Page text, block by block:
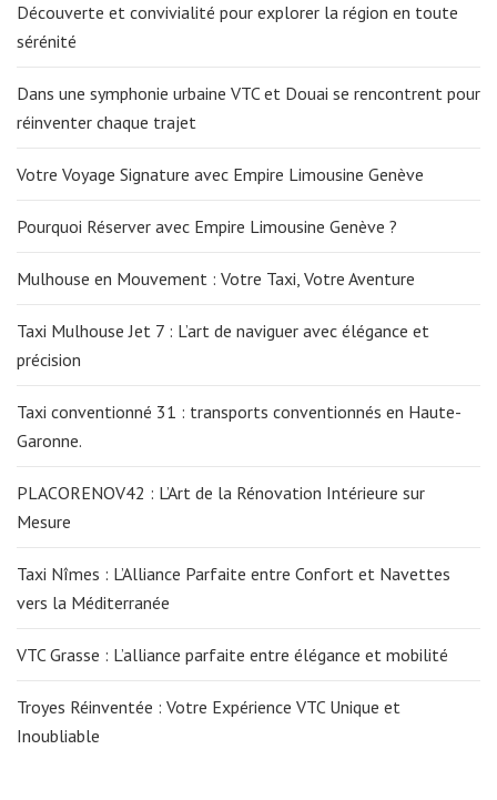
Découverte et convivialité pour explorer la région en toute
sérénité
Dans une symphonie urbaine VTC et Douai se rencontrent pour
réinventer chaque trajet
Votre Voyage Signature avec Empire Limousine Genève
Pourquoi Réserver avec Empire Limousine Genève ?
Mulhouse en Mouvement : Votre Taxi, Votre Aventure
Taxi Mulhouse Jet 7 : L’art de naviguer avec élégance et
précision
Taxi conventionné 31 : transports conventionnés en Haute-
Garonne.
PLACORENOV42 : L’Art de la Rénovation Intérieure sur
Mesure
Taxi Nîmes : L’Alliance Parfaite entre Confort et Navettes
vers la Méditerranée
VTC Grasse : L’alliance parfaite entre élégance et mobilité
Troyes Réinventée : Votre Expérience VTC Unique et
Inoubliable